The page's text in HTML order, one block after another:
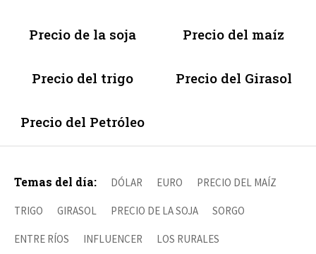
Precio de la soja Precio del maíz
Precio del trigo Precio del Girasol
Precio del Petróleo
Temas del día: DÓLAR EURO PRECIO DEL MAÍZ
TRIGO GIRASOL PRECIO DE LA SOJA SORGO
ENTRE RÍOS INFLUENCER LOS RURALES